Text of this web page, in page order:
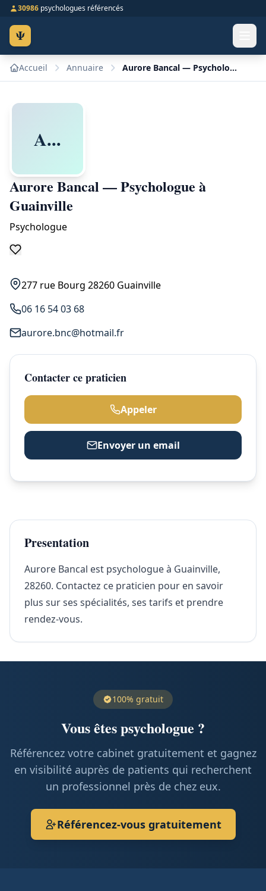
30986 psychologues référencés
Ψ
Accueil Annuaire Aurore Bancal — Psychologue à Guainville
A...
Aurore Bancal — Psychologue à
Guainville
Psychologue
277 rue Bourg 28260 Guainville
06 16 54 03 68
aurore.bnc@hotmail.fr
Contacter ce praticien
Appeler
Envoyer un email
Presentation
Aurore Bancal est psychologue à Guainville,
28260. Contactez ce praticien pour en savoir
plus sur ses spécialités, ses tarifs et prendre
rendez-vous.
100% gratuit
Vous êtes psychologue ?
Référencez votre cabinet gratuitement et gagnez
en visibilité auprès de patients qui recherchent
un professionnel près de chez eux.
Référencez-vous gratuitement